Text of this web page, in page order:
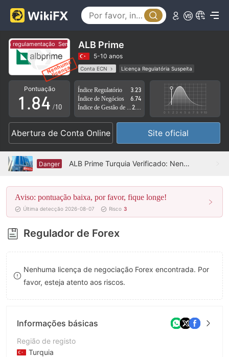
regulamentação Sem regulamentação
ALB Prime
5-10 anos
Conta ECN
Licença Regulatória Suspeita
Região de negócios suspeita
Risco potencial alto
Pontuação
0
1
2
3
4
5
6
7
8
9
.
4
5
6
7
8
9
0
1
2
3
4
5
6
7
8
9
/10
Índice Regulatório
3.23
Índice de Negócios
6.74
Abertura de Conta Online Site oficial
Danger ALB Prime Turquia Verificado: Nenhuma Presença Física Encontrada
Aviso: pontuação baixa, por favor, fique longe!
Última detecção 2026-08-07 Risco 3
Regulador de Forex
Nenhuma licença de negociação Forex encontrada. Por
favor, esteja atento aos riscos.
Informações básicas
Região de registo
Turquia